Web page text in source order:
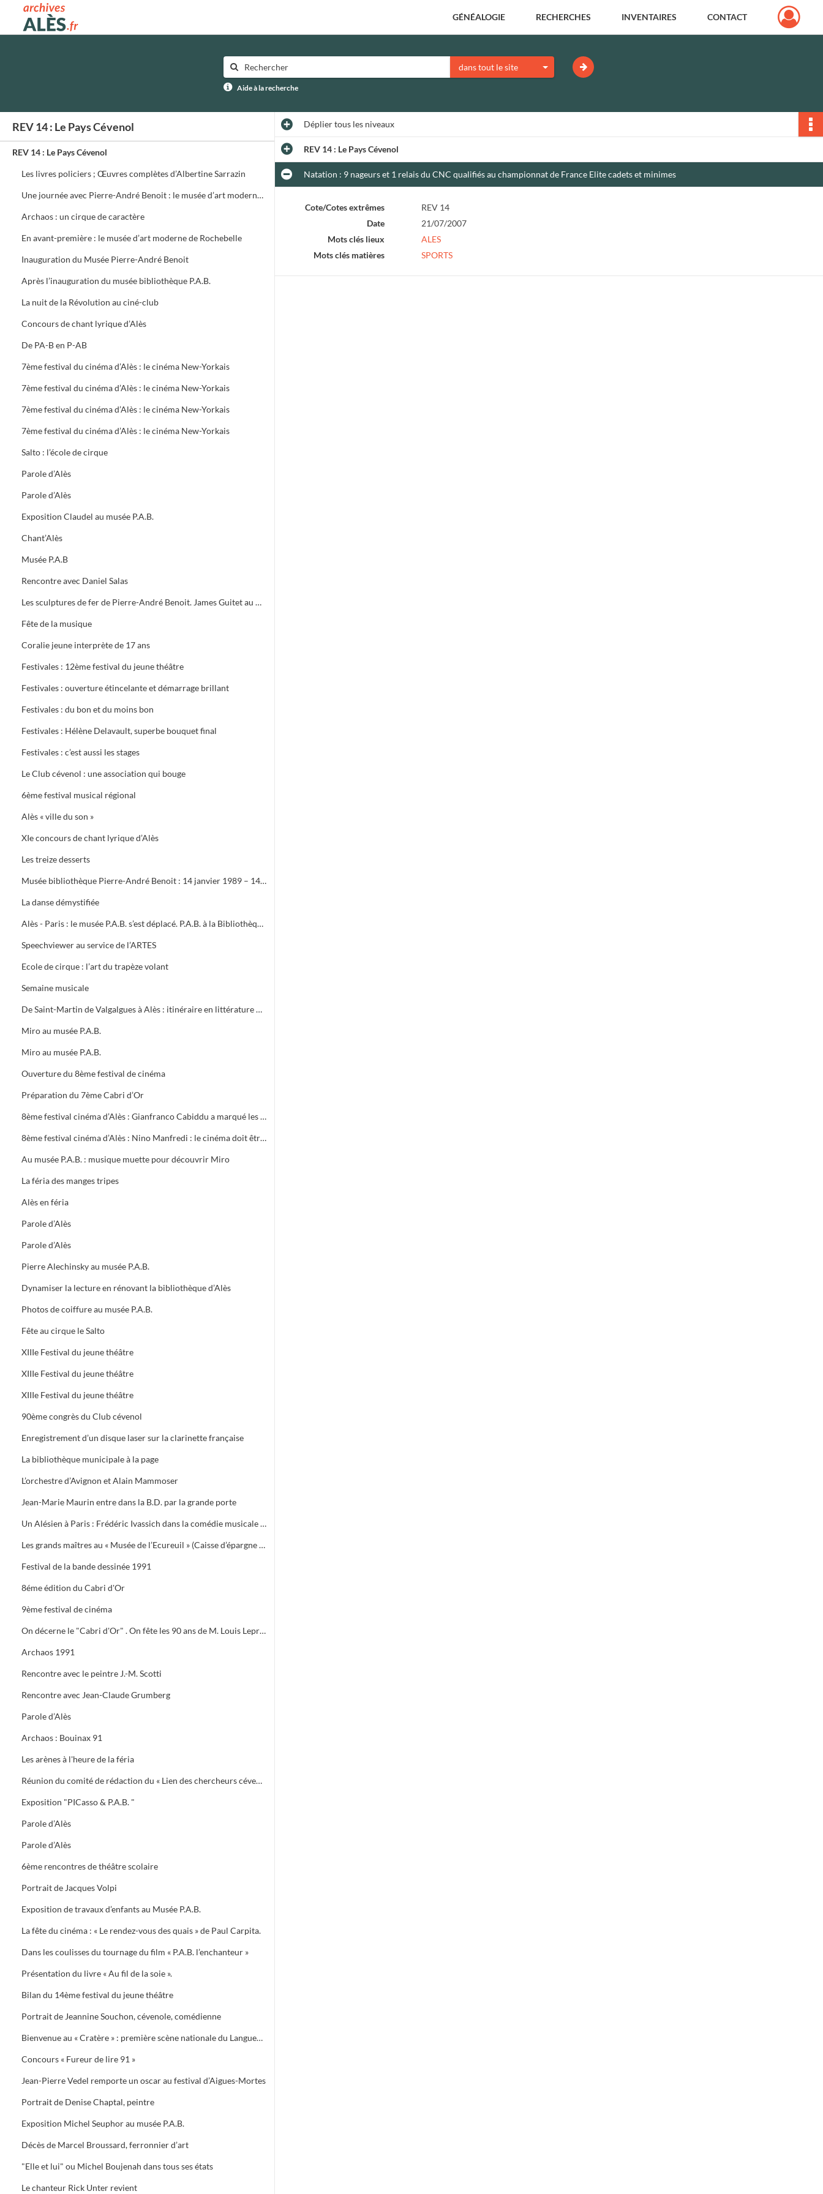
Archives municipales d'Alès GÉNÉALOGIE RECHERCHES INVENTAIRES CONTACT
dans tout le site
Aide à la recherche
REV 14 : Le Pays Cévenol
REV 14 : Le Pays Cévenol
Les livres policiers ; Œuvres complètes d’Albertine Sarrazin
Une journée avec Pierre-André Benoit : le musée d’art moderne prend forme
Archaos : un cirque de caractère
En avant-première : le musée d’art moderne de Rochebelle
Inauguration du Musée Pierre-André Benoit
Après l’inauguration du musée bibliothèque P.A.B.
La nuit de la Révolution au ciné-club
Concours de chant lyrique d’Alès
De PA-B en P-AB
7ème festival du cinéma d’Alès : le cinéma New-Yorkais
7ème festival du cinéma d’Alès : le cinéma New-Yorkais
7ème festival du cinéma d’Alès : le cinéma New-Yorkais
7ème festival du cinéma d’Alès : le cinéma New-Yorkais
Salto : l’école de cirque
Parole d’Alès
Parole d’Alès
Exposition Claudel au musée P.A.B.
Chant’Alès
Musée P.A.B
Rencontre avec Daniel Salas
Les sculptures de fer de Pierre-André Benoit. James Guitet au Musée P.A.B.
Fête de la musique
Coralie jeune interprète de 17 ans
Festivales : 12ème festival du jeune théâtre
Festivales : ouverture étincelante et démarrage brillant
Festivales : du bon et du moins bon
Festivales : Hélène Delavault, superbe bouquet final
Festivales : c’est aussi les stages
Le Club cévenol : une association qui bouge
6ème festival musical régional
Alès « ville du son »
XIe concours de chant lyrique d’Alès
Les treize desserts
Musée bibliothèque Pierre-André Benoit : 14 janvier 1989 – 14 janvier 1990
La danse démystifiée
Alès - Paris : le musée P.A.B. s’est déplacé. P.A.B. à la Bibliothèque Nationale. Le dépliant du musée P.A.B
Speechviewer au service de l’ARTES
Ecole de cirque : l’art du trapèze volant
Semaine musicale
De Saint-Martin de Valgalgues à Alès : itinéraire en littérature occitane (1968 – 1988)
Miro au musée P.A.B.
Miro au musée P.A.B.
Ouverture du 8ème festival de cinéma
Préparation du 7ème Cabri d’Or
8ème festival cinéma d’Alès : Gianfranco Cabiddu a marqué les journées professionnelles
8ème festival cinéma d’Alès : Nino Manfredi : le cinéma doit être utile
Au musée P.A.B. : musique muette pour découvrir Miro
La féria des manges tripes
Alès en féria
Parole d’Alès
Parole d’Alès
Pierre Alechinsky au musée P.A.B.
Dynamiser la lecture en rénovant la bibliothèque d’Alès
Photos de coiffure au musée P.A.B.
Fête au cirque le Salto
XIIIe Festival du jeune théâtre
XIIIe Festival du jeune théâtre
XIIIe Festival du jeune théâtre
90ème congrès du Club cévenol
Enregistrement d’un disque laser sur la clarinette française
La bibliothèque municipale à la page
L’orchestre d’Avignon et Alain Mammoser
Jean-Marie Maurin entre dans la B.D. par la grande porte
Un Alésien à Paris : Frédéric Ivassich dans la comédie musicale « 42nd street » au théâtre du Châtelet
Les grands maîtres au « Musée de l’Ecureuil » (Caisse d’épargne d’Alès).
Festival de la bande dessinée 1991
8éme édition du Cabri d'Or
9ème festival de cinéma
On décerne le "Cabri d'Or" . On fête les 90 ans de M. Louis Leprince-Ringuet
Archaos 1991
Rencontre avec le peintre J.-M. Scotti
Rencontre avec Jean-Claude Grumberg
Parole d’Alès
Archaos : Bouinax 91
Les arènes à l'heure de la féria
Réunion du comité de rédaction du « Lien des chercheurs cévenols »
Exposition "PICasso & P.A.B. "
Parole d’Alès
Parole d’Alès
6ème rencontres de théâtre scolaire
Portrait de Jacques Volpi
Exposition de travaux d’enfants au Musée P.A.B.
La fête du cinéma : « Le rendez-vous des quais » de Paul Carpita.
Dans les coulisses du tournage du film « P.A.B. l’enchanteur »
Présentation du livre « Au fil de la soie ».
Bilan du 14ème festival du jeune théâtre
Portrait de Jeannine Souchon, cévenole, comédienne
Bienvenue au « Cratère » : première scène nationale du Languedoc-Roussillon
Concours « Fureur de lire 91 »
Jean-Pierre Vedel remporte un oscar au festival d’Aigues-Mortes
Portrait de Denise Chaptal, peintre
Exposition Michel Seuphor au musée P.A.B.
Décès de Marcel Broussard, ferronnier d’art
"Elle et lui" ou Michel Boujenah dans tous ses états
Le chanteur Rick Unter revient
Dépliertous les niveaux
REV 14 : Le Pays Cévenol
Natation : 9 nageurs et 1 relais du CNC qualifiés au championnat de France Elite cadets et minimes
Cote/Cotes extrêmes
REV 14
Date
21/07/2007
Mots clés lieux
ALES
Mots clés matières
SPORTS